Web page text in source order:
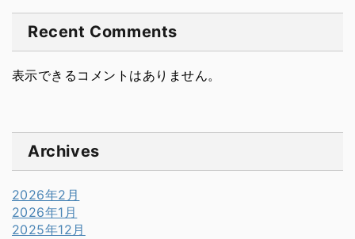
Recent Comments
表示できるコメントはありません。
Archives
2026年2月
2026年1月
2025年12月